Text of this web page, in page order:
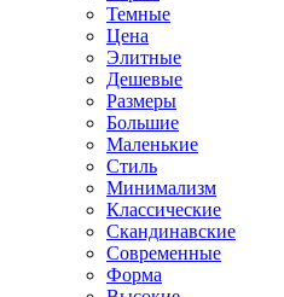
Темные
Цена
Элитные
Дешевые
Размеры
Большие
Маленькие
Стиль
Минимализм
Классические
Скандинавские
Современные
Форма